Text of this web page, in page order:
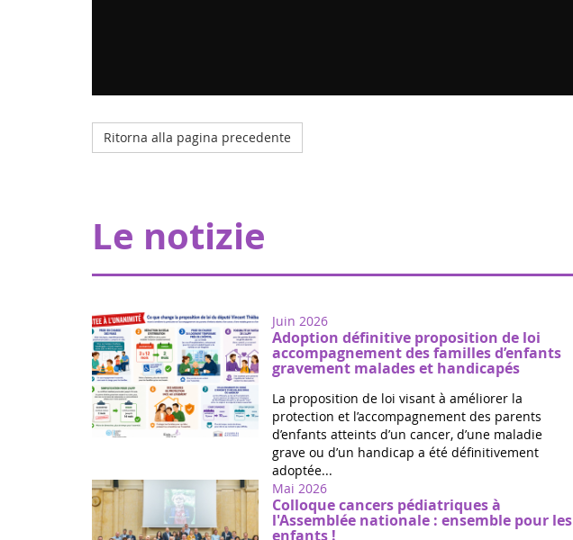
Ritorna alla pagina precedente
Le notizie
Juin 2026
Adoption définitive proposition de loi
accompagnement des familles d’enfants
gravement malades et handicapés
La proposition de loi visant à améliorer la
protection et l’accompagnement des parents
d’enfants atteints d’un cancer, d’une maladie
grave ou d’un handicap a été définitivement
adoptée...
Mai 2026
Colloque cancers pédiatriques à
l'Assemblée nationale : ensemble pour les
enfants !